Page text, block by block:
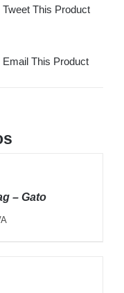
Tweet This Product
Email This Product
– Gato